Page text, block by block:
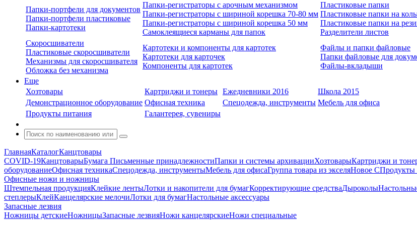
Папки-портфели для документов
Папки-портфели пластиковые
Папки-картотеки
Папки-регистраторы с арочным механизмом
Папки-регистраторы с шириной корешка 70-80 мм
Папки-регистраторы с шириной корешка 50 мм
Самоклеящиеся карманы для папок
Пластиковые папки
Пластиковые папки на
Пластиковые папки на
Разделители листов
Скоросшиватели
Пластиковые скоросшиватели
Механизмы для скоросшивателя
Обложка без механизма
Картотеки и компоненты для картотек
Картотеки для карточек
Компоненты для картотек
Файлы и папки файловые
Папки файловые для
Файлы-вкладыши
Еще
Хозтовары
Картриджи и тонеры Ежедневники 2016
Школа 2015
Демонстрационное оборудование Офисная техника Спецодежда, инструменты Мебель для офиса
Продукты питания
Галантерея, сувениры
ГлавнаяКаталогКанцтовары
COVID-19КанцтоварыБумага Письменные принадлежностиПапки и системы архивацииХозтоварыКартриджи и
оборудованиеОфисная техникаСпецодежда, инструментыМебель для офисаГруппа товара из экселяНовое СПродукты
Офисные ножи и ножницы
Штемпельная продукцияКлейкие лентыЛотки и накопители для бумагКорректирующие средстваДыроколы
степлерыКлейКанцелярские мелочиЛотки для бумагНастольные аксессуары
Запасные лезвия
Ножницы детскиеНожницыЗапасные лезвияНожи канцелярскиеНожи специальные